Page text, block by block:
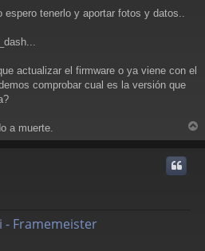
tenerlo y aportar fotos y datos..
actualizar el firmware o ya viene con el
comprobar cual es la versión que
a muerte.
r
- Framemeister